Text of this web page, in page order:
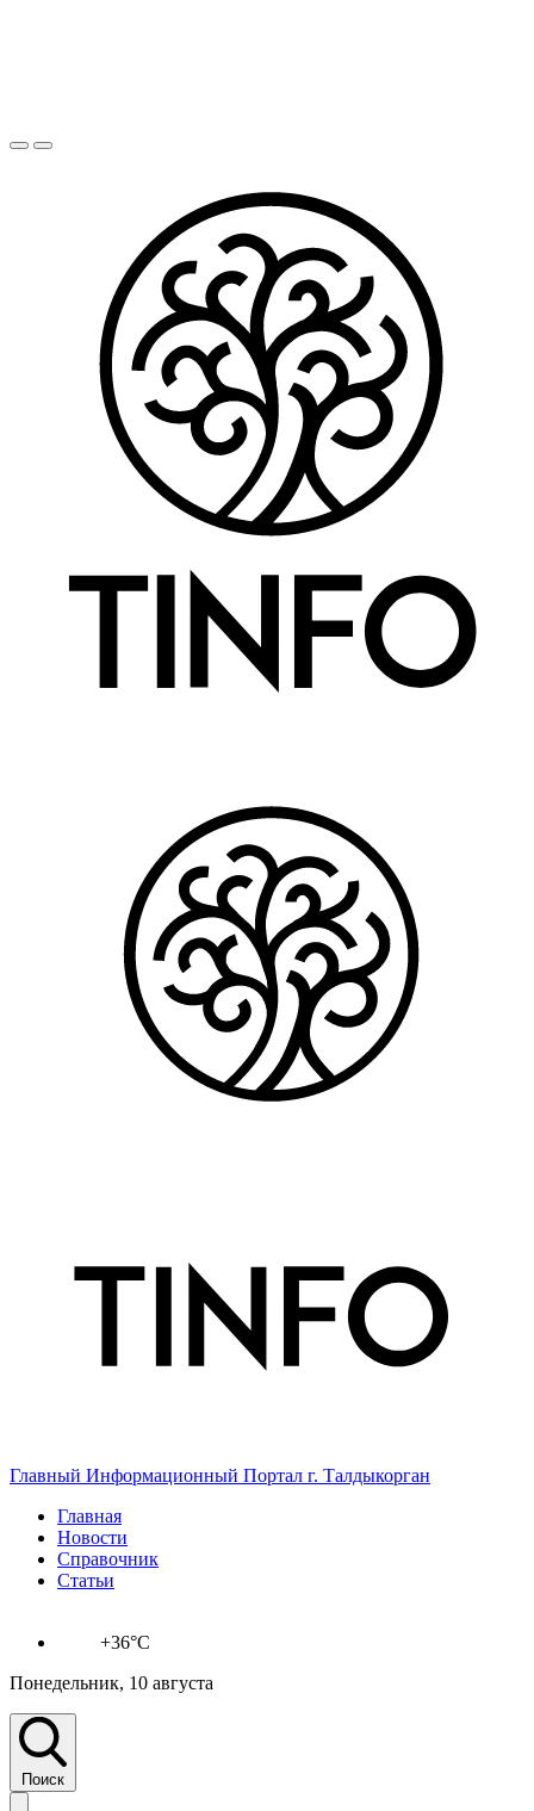
Главный Информационный Портал г. Талдыкорган
Главная
Новости
Справочник
Статьи
+36°C
Понедельник, 10 августа
Поиск